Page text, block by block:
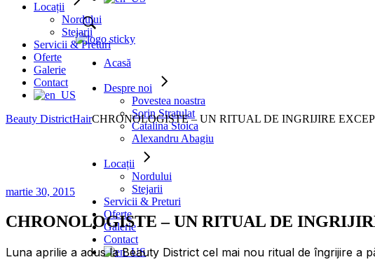
Acasă
Despre noi
Povestea noastra
Sorin Stratulat
Catalina Stoica
Alexandru Abagiu
Locații
Nordului
Stejarii
Servicii & Preturi
Oferte
Galerie
Contact
Locații
Nordului
Stejarii
Servicii & Preturi
Oferte
Galerie
Contact
Beauty DistrictHairCHRONOLOGISTE – UN RITUAL DE INGRIJIRE
martie 30, 2015
CHRONOLOGISTE – UN RITUAL DE
Luna aprilie a adus la Beauty District cel mai nou ritual de îngrijire a